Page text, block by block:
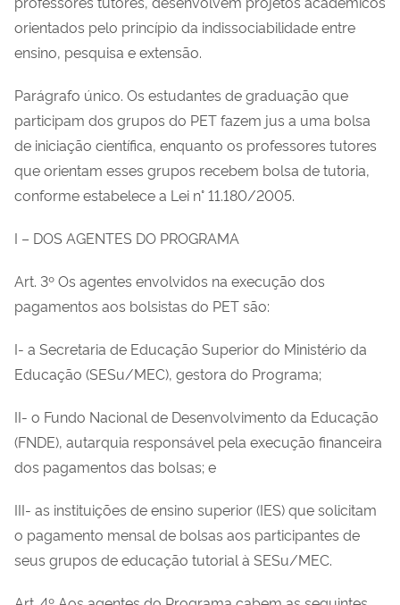
orientados pelo princípio da indissociabilidade entre
ensino, pesquisa e extensão.
Parágrafo único. Os estudantes de graduação que
participam dos grupos do PET fazem jus a uma bolsa
de iniciação científica, enquanto os professores tutores
que orientam esses grupos recebem bolsa de tutoria,
conforme estabelece a Lei n° 11.180/2005.
I – DOS AGENTES DO PROGRAMA
Art. 3º Os agentes envolvidos na execução dos
pagamentos aos bolsistas do PET são:
I- a Secretaria de Educação Superior do Ministério da
Educação (SESu/MEC), gestora do Programa;
II- o Fundo Nacional de Desenvolvimento da Educação
(FNDE), autarquia responsável pela execução financeira
dos pagamentos das bolsas; e
III- as instituições de ensino superior (IES) que solicitam
o pagamento mensal de bolsas aos participantes de
seus grupos de educação tutorial à SESu/MEC.